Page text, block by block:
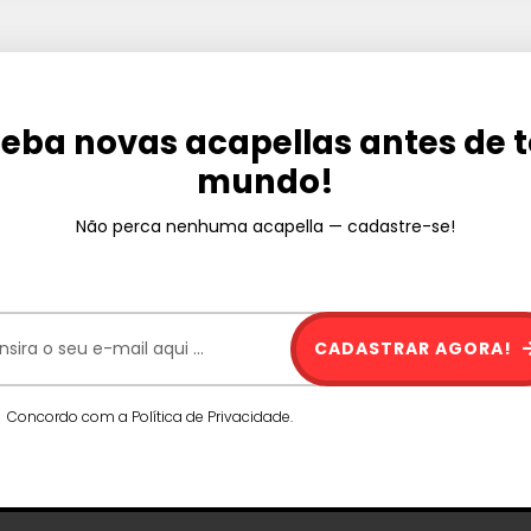
novas acapellas antes de
mundo!
Não perca nenhuma acapella — cadastre-se!
Concordo com a Política de Privacidade.
CADASTRAR AGORA!